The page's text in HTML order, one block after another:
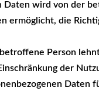
Daten wird von der
ermöglicht, die
Person
der
Daten